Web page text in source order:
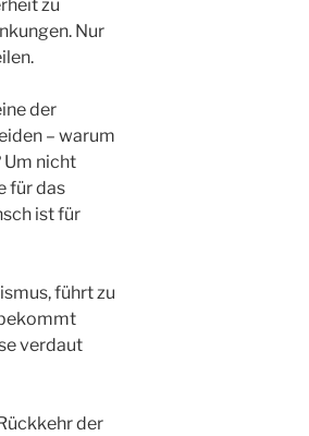
zu
Nur
der
– warum
Um nicht
für das
ist für
führt zu
verdaut
der